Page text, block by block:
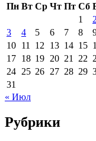
Пн Вт Ср Чт Пт Сб
1
2
3
4 5 6 7 8
10 11 12 13 14 15
17 18 19 20 21 22
24 25 26 27 28 29
31
« Июл
Рубрики